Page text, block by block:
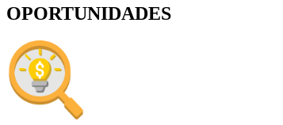
OPORTUNIDADES